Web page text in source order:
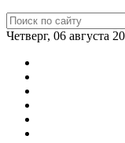
Четверг, 06 августа